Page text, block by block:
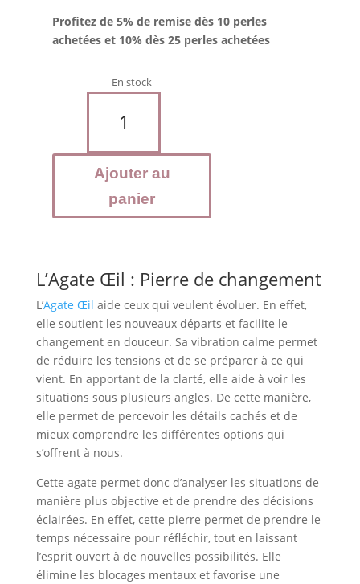
Profitez de 5% de remise dès 10 perles
achetées et 10% dès 25 perles achetées
En stock
Œil
Perles
Ajouter au
panier
L’Agate Œil : Pierre de changement
L’Agate Œil aide ceux qui veulent évoluer. En effet,
elle soutient les nouveaux départs et facilite le
changement en douceur. Sa vibration calme permet
de réduire les tensions et de se préparer à ce qui
vient. En apportant de la clarté, elle aide à voir les
situations sous plusieurs angles. De cette manière,
elle permet de percevoir les détails cachés et de
mieux comprendre les différentes options qui
s’offrent à nous.
Cette agate permet donc d’analyser les situations de
manière plus objective et de prendre des décisions
éclairées. En effet, cette pierre permet de prendre le
temps nécessaire pour réfléchir, tout en laissant
l’esprit ouvert à de nouvelles possibilités. Elle
élimine les blocages mentaux et favorise une